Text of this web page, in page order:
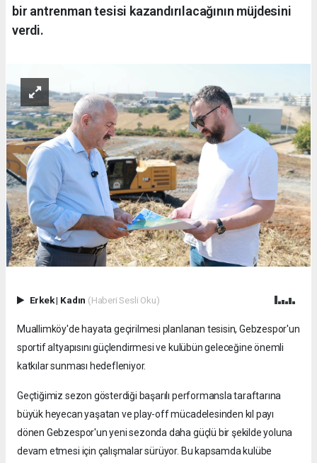
bir antrenman tesisi kazandırılacağının müjdesini
verdi.
Erkek| Kadın (Haberi Sesli Oku)
Muallimköy'de hayata geçirilmesi planlanan tesisin, Gebzespor'un
sportif altyapısını güçlendirmesi ve kulübün geleceğine önemli
katkılar sunması hedefleniyor.
Geçtiğimiz sezon gösterdiği başarılı performansla taraftarına
büyük heyecan yaşatan ve play-off mücadelesinden kıl payı
dönen Gebzespor'un yeni sezonda daha güçlü bir şekilde yoluna
devam etmesi için çalışmalar sürüyor. Bu kapsamda kulübe